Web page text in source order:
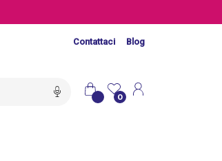
Contattaci Blog
0